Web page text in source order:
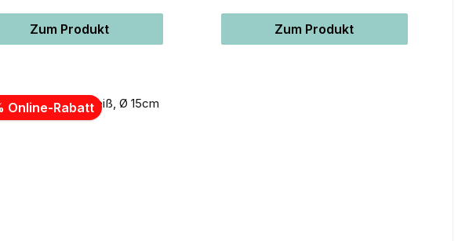
Zum Produkt Zum Produkt
Online-Rabatt